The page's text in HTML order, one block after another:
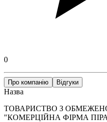
0
Про компанію Відгуки
Назва
ТОВАРИСТВО З
"КОМЕРЦІЙНА ФІРМА